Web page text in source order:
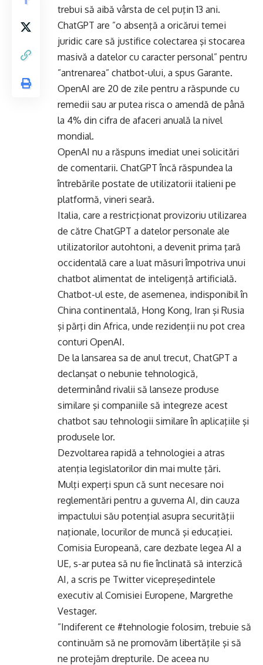
trebui să aibă vârsta de cel puţin 13 ani.
ChatGPT are ”o absenţă a oricărui temei
juridic care să justifice colectarea şi stocarea
masivă a datelor cu caracter personal” pentru
”antrenarea” chatbot-ului, a spus Garante.
OpenAI are 20 de zile pentru a răspunde cu
remedii sau ar putea risca o amendă de până
la 4% din cifra de afaceri anuală la nivel
mondial.
OpenAI nu a răspuns imediat unei solicitări
de comentarii. ChatGPT încă răspundea la
întrebările postate de utilizatorii italieni pe
platformă, vineri seară.
Italia, care a restricţionat provizoriu utilizarea
de către ChatGPT a datelor personale ale
utilizatorilor autohtoni, a devenit prima ţară
occidentală care a luat măsuri împotriva unui
chatbot alimentat de inteligenţă artificială.
Chatbot-ul este, de asemenea, indisponibil în
China continentală, Hong Kong, Iran şi Rusia
şi părţi din Africa, unde rezidenţii nu pot crea
conturi OpenAI.
De la lansarea sa de anul trecut, ChatGPT a
declanşat o nebunie tehnologică,
determinând rivalii să lanseze produse
similare şi companiile să integreze acest
chatbot sau tehnologii similare în aplicaţiile şi
produsele lor.
Dezvoltarea rapidă a tehnologiei a atras
atenţia legislatorilor din mai multe ţări.
Mulţi experţi spun că sunt necesare noi
reglementări pentru a guverna AI, din cauza
impactului său potenţial asupra securităţii
naţionale, locurilor de muncă şi educaţiei.
Comisia Europeană, care dezbate legea AI a
UE, s-ar putea să nu fie înclinată să interzică
AI, a scris pe Twitter vicepreşedintele
executiv al Comisiei Europene, Margrethe
Vestager.
”Indiferent ce #tehnologie folosim, trebuie să
continuăm să ne promovăm libertăţile şi să
ne protejăm drepturile. De aceea nu